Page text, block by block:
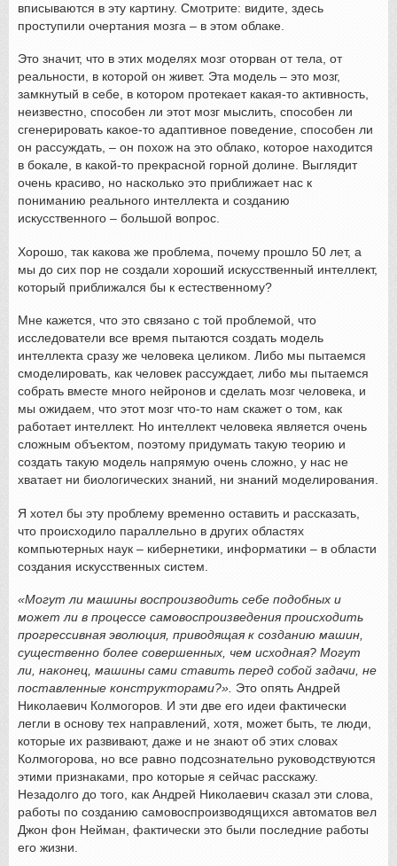
вписываются в эту картину. Смотрите: видите, здесь
проступили очертания мозга – в этом облаке.
Это значит, что в этих моделях мозг оторван от тела, от
реальности, в которой он живет. Эта модель – это мозг,
замкнутый в себе, в котором протекает какая-то активность,
неизвестно, способен ли этот мозг мыслить, способен ли
сгенерировать какое-то адаптивное поведение, способен ли
он рассуждать, – он похож на это облако, которое находится
в бокале, в какой-то прекрасной горной долине. Выглядит
очень красиво, но насколько это приближает нас к
пониманию реального интеллекта и созданию
искусственного – большой вопрос.
Хорошо, так какова же проблема, почему прошло 50 лет, а
мы до сих пор не создали хороший искусственный интеллект,
который приближался бы к естественному?
Мне кажется, что это связано с той проблемой, что
исследователи все время пытаются создать модель
интеллекта сразу же человека целиком. Либо мы пытаемся
смоделировать, как человек рассуждает, либо мы пытаемся
собрать вместе много нейронов и сделать мозг человека, и
мы ожидаем, что этот мозг что-то нам скажет о том, как
работает интеллект. Но интеллект человека является очень
сложным объектом, поэтому придумать такую теорию и
создать такую модель напрямую очень сложно, у нас не
хватает ни биологических знаний, ни знаний моделирования.
Я хотел бы эту проблему временно оставить и рассказать,
что происходило параллельно в других областях
компьютерных наук – кибернетики, информатики – в области
создания искусственных систем.
«Могут ли машины воспроизводить себе подобных и
может ли в процессе самовоспроизведения происходить
прогрессивная эволюция, приводящая к созданию машин,
существенно более совершенных, чем исходная? Могут
ли, наконец, машины сами ставить перед собой задачи, не
поставленные конструкторами?». Это опять Андрей
Николаевич Колмогоров. И эти две его идеи фактически
легли в основу тех направлений, хотя, может быть, те люди,
которые их развивают, даже и не знают об этих словах
Колмогорова, но все равно подсознательно руководствуются
этими признаками, про которые я сейчас расскажу.
Незадолго до того, как Андрей Николаевич сказал эти слова,
работы по созданию самовоспроизводящихся автоматов вел
Джон фон Нейман, фактически это были последние работы
его жизни.